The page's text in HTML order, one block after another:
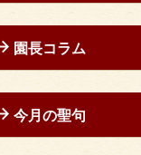
園長コラム
今月の聖句